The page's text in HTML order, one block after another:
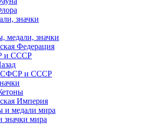
значки
медали, значки
Федерация
и СССР
и СССР
Империя
и медали мира
значки мира